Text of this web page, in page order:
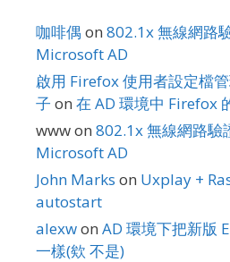
咖啡偶 on 802.1x 無線網路
Microsoft AD
啟用 Firefox 使用者設定檔
子 on 在 AD 環境中 Firefox
wwwon 802.1x 無線網路驗
Microsoft AD
John Marks on Uxplay +
autostart
alexwon AD 環境下把新版
一樣(欸 不是)